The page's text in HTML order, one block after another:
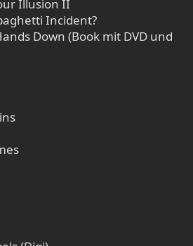
Illusion II
Incident?
Down (Book mit DVD und